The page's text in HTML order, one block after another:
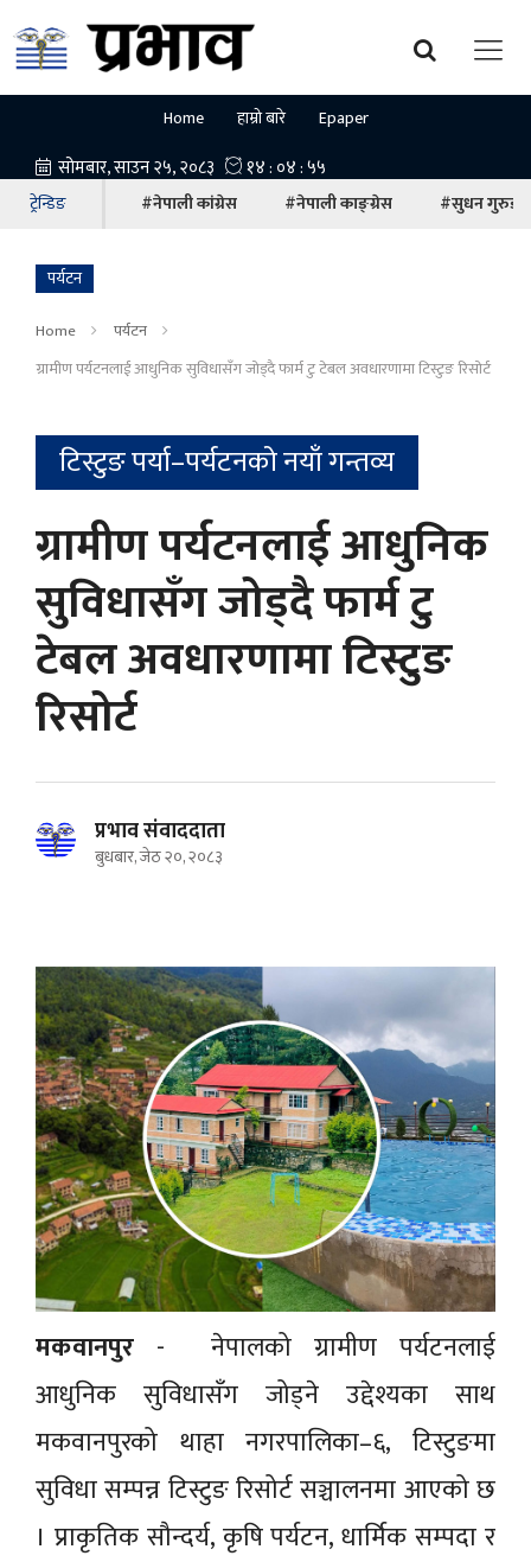
Home हाम्रो बारे Epaper
ट्रेन्डिङ #नेपाली कांग्रेस #नेपाली काङ्ग्रेस #सुधन गुरुङ
पर्यटन
Home
पर्यटन
ग्रामीण पर्यटनलाई आधुनिक सुविधासँग जोड्दै फार्म टु टेबल अवधारणामा टिस्टुङ रिसोर्ट
टिस्टुङ पर्या–पर्यटनको नयाँ गन्तव्य
ग्रामीण पर्यटनलाई आधुनिक
सुविधासँग जोड्दै फार्म टु
टेबल अवधारणामा टिस्टुङ
रिसोर्ट
प्रभाव संवाददाता
बुधबार, जेठ २०, २०८३
मकवानपुर - नेपालको ग्रामीण पर्यटनलाई
आधुनिक सुविधासँग जोड्ने उद्देश्यका साथ
मकवानपुरको थाहा नगरपालिका–६, टिस्टुङमा
सुविधा सम्पन्न टिस्टुङ रिसोर्ट सञ्चालनमा आएको छ
। प्राकृतिक सौन्दर्य, कृषि पर्यटन, धार्मिक सम्पदा र